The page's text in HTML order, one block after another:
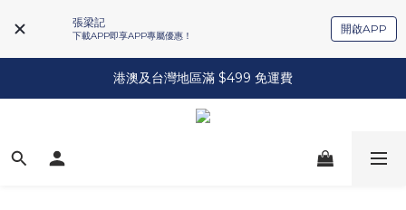
張梁記
下載APP即享APP專屬優惠！
開啟APP
港澳及台灣地區滿 $499 免運費